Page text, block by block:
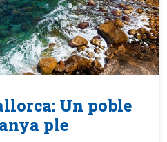
Un poble
ple